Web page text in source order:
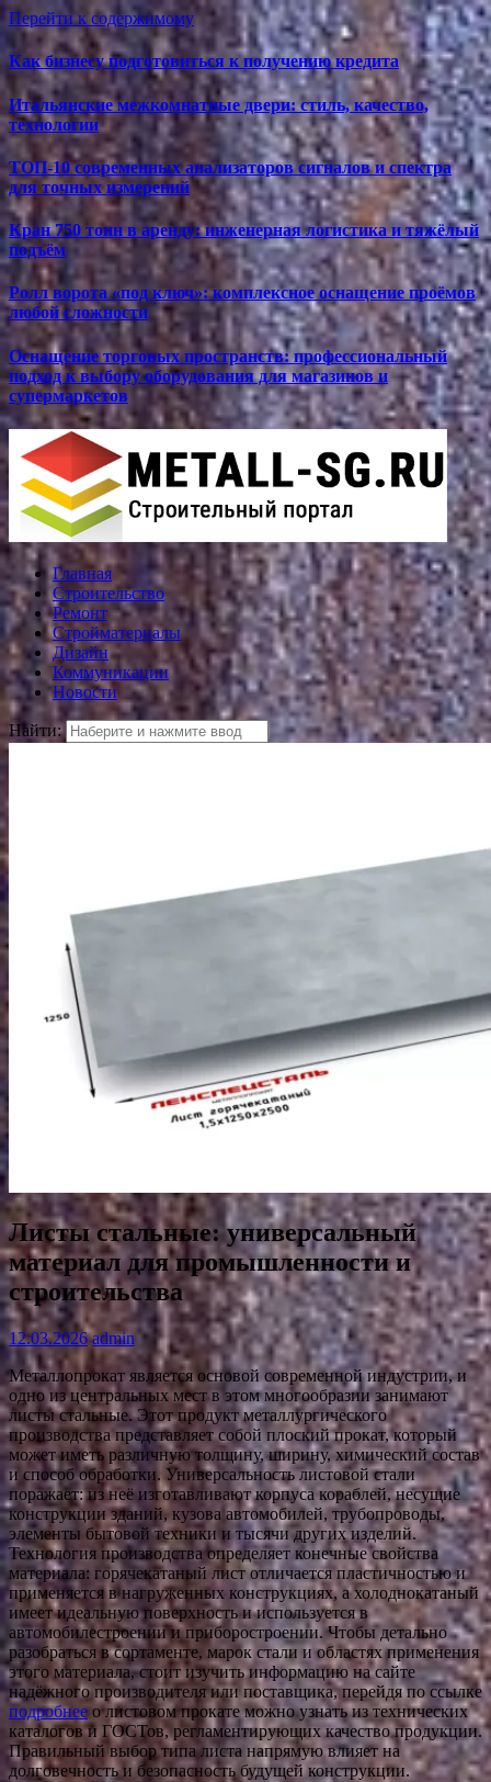
Перейти к содержимому
Как бизнесу подготовиться к получению кредита
Итальянские межкомнатные двери: стиль, качество,
технологии
ТОП-10 современных анализаторов сигналов и спектра
для точных измерений
Кран 750 тонн в аренду: инженерная логистика и тяжёлый
подъём
Ролл ворота «под ключ»: комплексное оснащение проёмов
любой сложности
Оснащение торговых пространств: профессиональный
подход к выбору оборудования для магазинов и
супермаркетов
Главная
Строительство
Ремонт
Стройматериалы
Дизайн
Коммуникации
Новости
Найти:
Листы стальные: универсальный
материал для промышленности и
строительства
12.03.2026 admin
Металлопрокат является основой современной индустрии, и
одно из центральных мест в этом многообразии занимают
листы стальные. Этот продукт металлургического
производства представляет собой плоский прокат, который
может иметь различную толщину, ширину, химический состав
и способ обработки. Универсальность листовой стали
поражает: из неё изготавливают корпуса кораблей, несущие
конструкции зданий, кузова автомобилей, трубопроводы,
элементы бытовой техники и тысячи других изделий.
Технология производства определяет конечные свойства
материала: горячекатаный лист отличается пластичностью и
применяется в нагруженных конструкциях, а холоднокатаный
имеет идеальную поверхность и используется в
автомобилестроении и приборостроении. Чтобы детально
разобраться в сортаменте, марок стали и областях применения
этого материала, стоит изучить информацию на сайте
надёжного производителя или поставщика, перейдя по ссылке
подробнеео листовом прокате можно узнать из технических
каталогов и ГОСТов, регламентирующих качество продукции.
Правильный выбор типа листа напрямую влияет на
долговечность и безопасность будущей конструкции.